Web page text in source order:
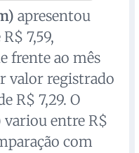
apresentou
7,59,
frente ao mês
valor registrado
R$ 7,29. O
variou entre R$
com